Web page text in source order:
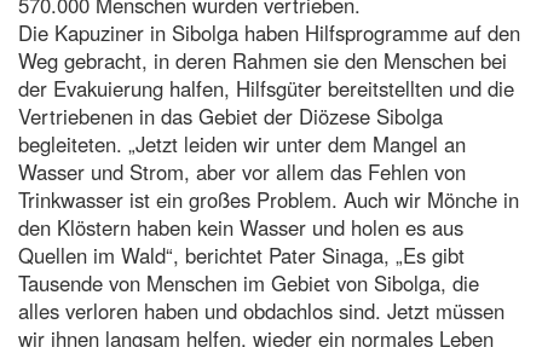
Die Kapuziner in Sibolga haben Hilfsprogramme auf den
Weg gebracht, in deren Rahmen sie den Menschen bei
der Evakuierung halfen, Hilfsgüter bereitstellten und die
Vertriebenen in das Gebiet der Diözese Sibolga
begleiteten. „Jetzt leiden wir unter dem Mangel an
Wasser und Strom, aber vor allem das Fehlen von
Trinkwasser ist ein großes Problem. Auch wir Mönche in
den Klöstern haben kein Wasser und holen es aus
Quellen im Wald“, berichtet Pater Sinaga, „Es gibt
Tausende von Menschen im Gebiet von Sibolga, die
alles verloren haben und obdachlos sind. Jetzt müssen
wir ihnen langsam helfen, wieder ein normales Leben